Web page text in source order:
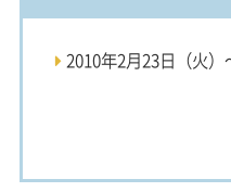
2010年2月23日（火）